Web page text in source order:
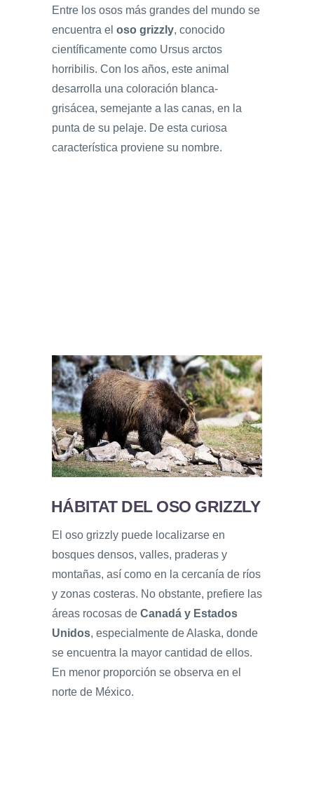
Entre los osos más grandes del mundo se
encuentra el oso grizzly, conocido
científicamente como Ursus arctos
horribilis. Con los años, este animal
desarrolla una coloración blanca-
grisácea, semejante a las canas, en la
punta de su pelaje. De esta curiosa
característica proviene su nombre.
HÁBITAT DEL OSO GRIZZLY
El oso grizzly puede localizarse en
bosques densos, valles, praderas y
montañas, así como en la cercanía de ríos
y zonas costeras. No obstante, prefiere las
áreas rocosas de Canadá y Estados
Unidos, especialmente de Alaska, donde
se encuentra la mayor cantidad de ellos.
En menor proporción se observa en el
norte de México.